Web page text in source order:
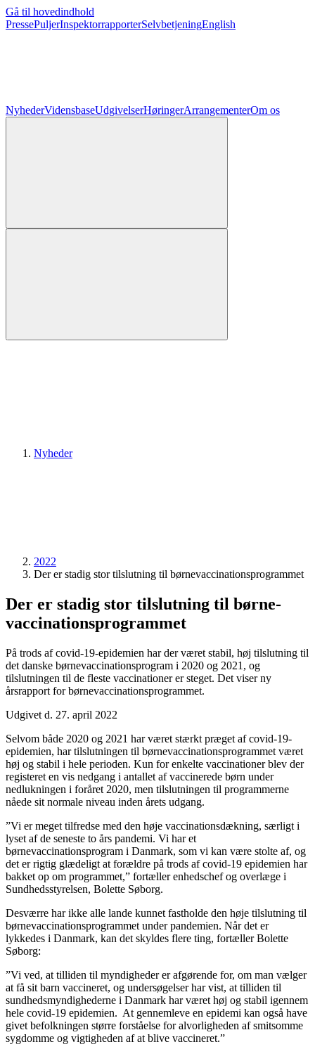
Gå til hovedindhold
PressePuljerInspektorrapporterSelvbetjeningEnglish
NyhederVidensbaseUdgivelserHøringerArrangementerOm os
Nyheder
2022
Der er stadig stor tilslutning til børne­vaccinations­programmet
Der er stadig stor tilslutning til børne­
vaccinations­programmet
På trods af covid-19-epidemien har der været stabil, høj tilslutning til
det danske børnevaccinationsprogram i 2020 og 2021, og
tilslutningen til de fleste vaccinationer er steget. Det viser ny
årsrapport for børnevaccinationsprogrammet.
Udgivet d. 27. april 2022
Selvom både 2020 og 2021 har været stærkt præget af covid-19-
epidemien, har tilslutningen til børnevaccinationsprogrammet været
høj og stabil i hele perioden. Kun for enkelte vaccinationer blev der
registeret en vis nedgang i antallet af vaccinerede børn under
nedlukningen i foråret 2020, men tilslutningen til programmerne
nåede sit normale niveau inden årets udgang.
”Vi er meget tilfredse med den høje vaccinationsdækning, særligt i
lyset af de seneste to års pandemi. Vi har et
børnevaccinationsprogram i Danmark, som vi kan være stolte af, og
det er rigtig glædeligt at forældre på trods af covid-19 epidemien har
bakket op om programmet,” fortæller enhedschef og overlæge i
Sundhedsstyrelsen, Bolette Søborg.
Desværre har ikke alle lande kunnet fastholde den høje tilslutning til
børnevaccinationsprogrammet under pandemien. Når det er
lykkedes i Danmark, kan det skyldes flere ting, fortæller Bolette
Søborg:
”Vi ved, at tilliden til myndigheder er afgørende for, om man vælger
at få sit barn vaccineret, og undersøgelser har vist, at tilliden til
sundhedsmyndighederne i Danmark har været høj og stabil igennem
hele covid-19 epidemien. At gennemleve en epidemi kan også have
givet befolkningen større forståelse for alvorligheden af smitsomme
sygdomme og vigtigheden af at blive vaccineret.”